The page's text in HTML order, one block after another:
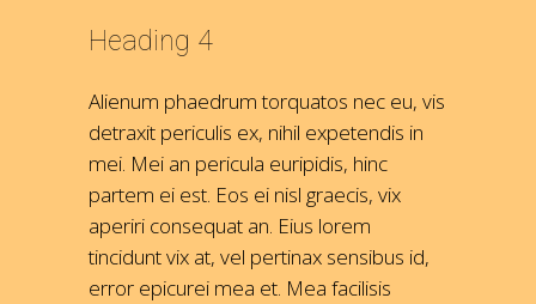
Heading 4
Alienum phaedrum torquatos nec eu, vis
detraxit periculis ex, nihil expetendis in
mei. Mei an pericula euripidis, hinc
partem ei est. Eos ei nisl graecis, vix
aperiri consequat an. Eius lorem
tincidunt vix at, vel pertinax sensibus id,
error epicurei mea et. Mea facilisis